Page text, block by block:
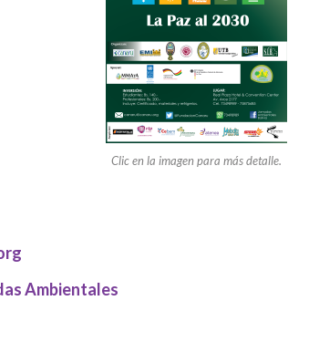
Clic en la imagen para más detalle.
Ambientales